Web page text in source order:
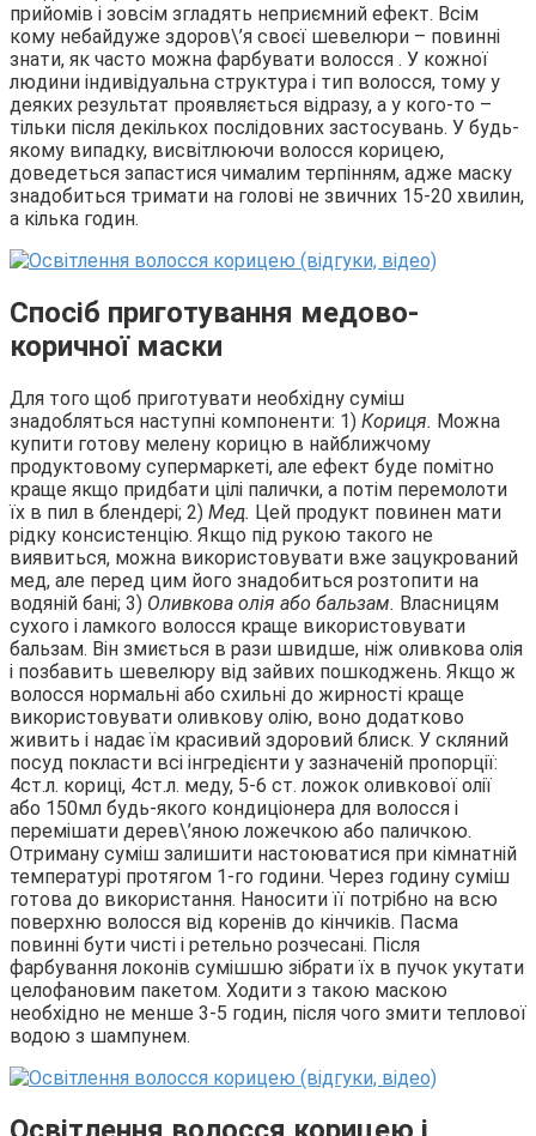
прийомів і зовсім згладять неприємний ефект. Всім
кому небайдуже здоров\’я своєї шевелюри – повинні
знати, як часто можна фарбувати волосся . У кожної
людини індивідуальна структура і тип волосся, тому у
деяких результат проявляється відразу, а у кого-то –
тільки після декількох послідовних застосувань. У будь-
якому випадку, висвітлюючи волосся корицею,
доведеться запастися чималим терпінням, адже маску
знадобиться тримати на голові не звичних 15-20 хвилин,
а кілька годин.
Спосіб приготування медово-
коричної маски
Для того щоб приготувати необхідну суміш
знадобляться наступні компоненти: 1) Кориця. Можна
купити готову мелену корицю в найближчому
продуктовому супермаркеті, але ефект буде помітно
краще якщо придбати цілі палички, а потім перемолоти
їх в пил в блендері; 2) Мед. Цей продукт повинен мати
рідку консистенцію. Якщо під рукою такого не
виявиться, можна використовувати вже зацукрований
мед, але перед цим його знадобиться розтопити на
водяній бані; 3) Оливкова олія або бальзам. Власницям
сухого і ламкого волосся краще використовувати
бальзам. Він змиється в рази швидше, ніж оливкова олія
і позбавить шевелюру від зайвих пошкоджень. Якщо ж
волосся нормальні або схильні до жирності краще
використовувати оливкову олію, воно додатково
живить і надає їм красивий здоровий блиск. У скляний
посуд покласти всі інгредієнти у зазначеній пропорції:
4ст.л. кориці, 4ст.л. меду, 5-6 ст. ложок оливкової олії
або 150мл будь-якого кондиціонера для волосся і
перемішати дерев\’яною ложечкою або паличкою.
Отриману суміш залишити настоюватися при кімнатній
температурі протягом 1-го години. Через годину суміш
готова до використання. Наносити її потрібно на всю
поверхню волосся від коренів до кінчиків. Пасма
повинні бути чисті і ретельно розчесані. Після
фарбування локонів сумішшю зібрати їх в пучок укутати
целофановим пакетом. Ходити з такою маскою
необхідно не менше 3-5 годин, після чого змити теплової
водою з шампунем.